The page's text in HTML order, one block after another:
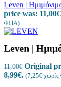
Leven |
price was:
ΦΠΑ)
Leven |
11,00€ Original
8,99€. (7,25€